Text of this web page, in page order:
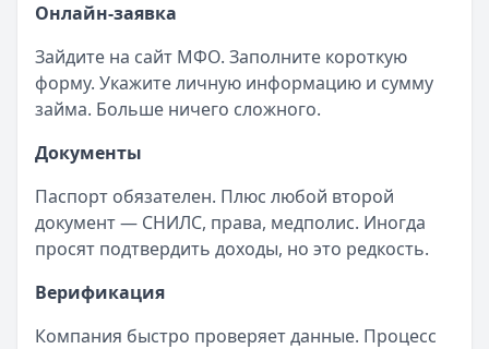
Онлайн-заявка
Зайдите на сайт МФО. Заполните короткую
форму. Укажите личную информацию и сумму
займа. Больше ничего сложного.
Документы
Паспорт обязателен. Плюс любой второй
документ — СНИЛС, права, медполис. Иногда
просят подтвердить доходы, но это редкость.
Верификация
Компания быстро проверяет данные. Процесс